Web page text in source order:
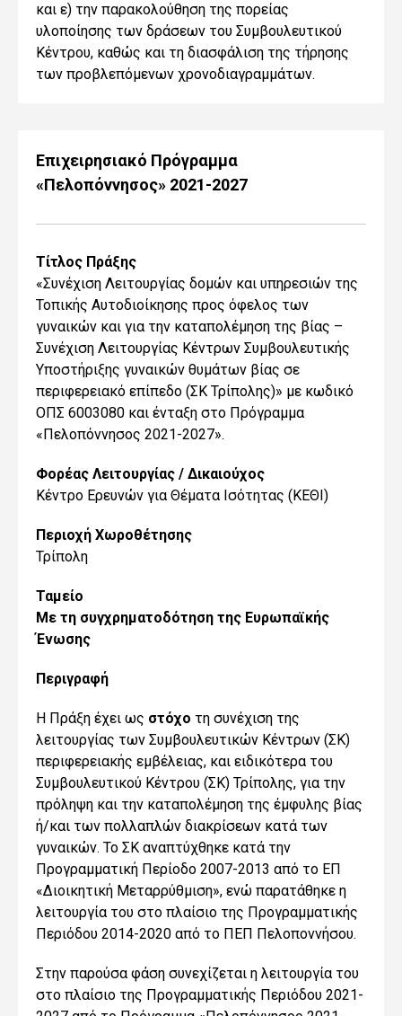
και ε) την παρακολούθηση της πορείας
υλοποίησης των δράσεων του Συμβουλευτικού
Κέντρου, καθώς και τη διασφάλιση της τήρησης
των προβλεπόμενων χρονοδιαγραμμάτων.
Επιχειρησιακό Πρόγραμμα
«Πελοπόννησος» 2021-2027
Τίτλος Πράξης
«Συνέχιση Λειτουργίας δομών και υπηρεσιών της
Τοπικής Αυτοδιοίκησης προς όφελος των
γυναικών και για την καταπολέμηση της βίας –
Συνέχιση Λειτουργίας Κέντρων Συμβουλευτικής
Υποστήριξης γυναικών θυμάτων βίας σε
περιφερειακό επίπεδο (ΣΚ Τρίπολης)» με κωδικό
ΟΠΣ 6003080 και ένταξη στο Πρόγραμμα
«Πελοπόννησος 2021-2027».
Φορέας Λειτουργίας / Δικαιούχος
Κέντρο Ερευνών για Θέματα Ισότητας (ΚΕΘΙ)
Περιοχή Χωροθέτησης
Τρίπολη
Ταμείο
Με τη συγχρηματοδότηση της Ευρωπαϊκής
Ένωσης
Περιγραφή
Η Πράξη έχει ως στόχο τη συνέχιση της
λειτουργίας των Συμβουλευτικών Κέντρων (ΣΚ)
περιφερειακής εμβέλειας, και ειδικότερα του
Συμβουλευτικού Κέντρου (ΣΚ) Τρίπολης, για την
πρόληψη και την καταπολέμηση της έμφυλης βίας
ή/και των πολλαπλών διακρίσεων κατά των
γυναικών. Το ΣΚ αναπτύχθηκε κατά την
Προγραμματική Περίοδο 2007-2013 από το ΕΠ
«Διοικητική Μεταρρύθμιση», ενώ παρατάθηκε η
λειτουργία του στο πλαίσιο της Προγραμματικής
Περιόδου 2014-2020 από το ΠΕΠ Πελοποννήσου.
Στην παρούσα φάση συνεχίζεται η λειτουργία του
στο πλαίσιο της Προγραμματικής Περιόδου 2021-